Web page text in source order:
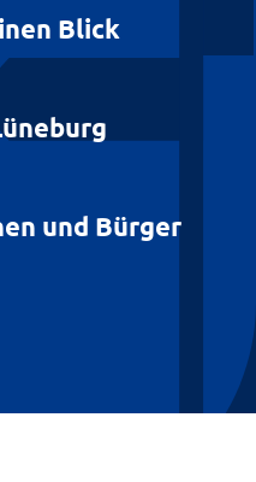
Blick
und Bürger